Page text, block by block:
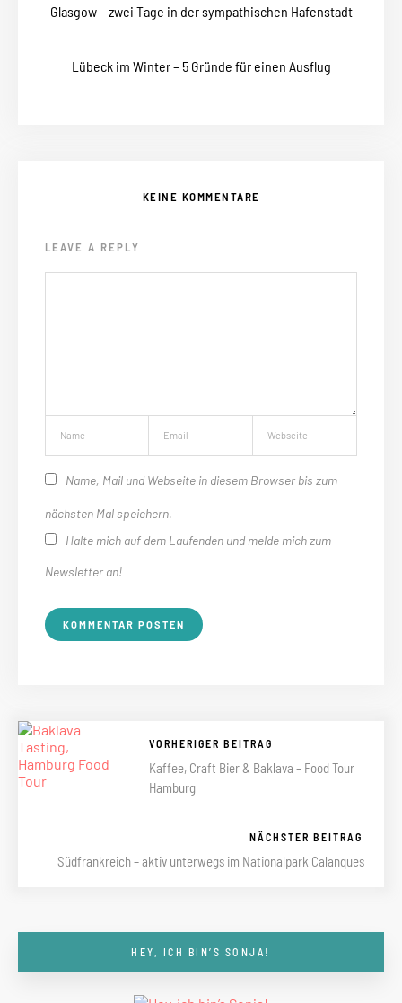
Glasgow – zwei Tage in der sympathischen Hafenstadt
Lübeck im Winter – 5 Gründe für einen Ausflug
KEINE KOMMENTARE
LEAVE A REPLY
Name, Mail und Webseite in diesem Browser bis zum
nächsten Mal speichern.
Halte mich auf dem Laufenden und melde mich zum
Newsletter an!
VORHERIGER BEITRAG
Kaffee, Craft Bier & Baklava – Food Tour
Hamburg
NÄCHSTER BEITRAG
Südfrankreich – aktiv unterwegs im Nationalpark Calanques
HEY, ICH BIN’S SONJA!